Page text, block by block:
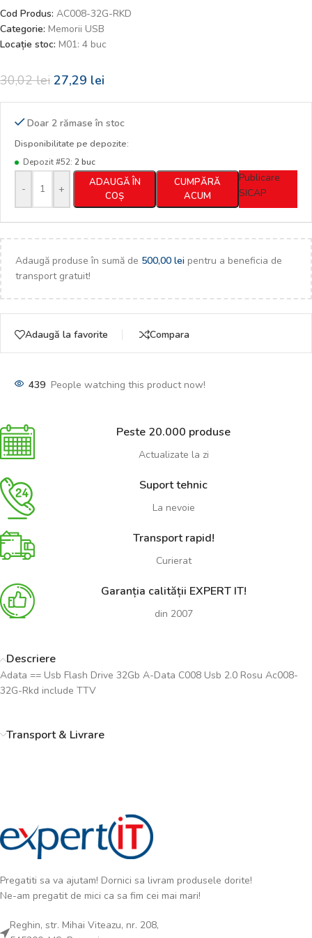
Cod Produs: AC008-32G-RKD
Categorie: Memorii USB
Locație stoc: M01: 4 buc
30,02lei 27,29 lei
Doar 2 rămase în stoc
Disponibilitate pe depozite:
Depozit #52: 2 buc
- +
ADAUGĂ ÎN
COȘ
CUMPĂRĂ
ACUM
Publicare
SICAP
Adaugă produse în sumă de 500,00 lei pentru a beneficia de
transport gratuit!
Adaugă la favorite Compara
439 People watching this product now!
Peste 20.000 produse
Actualizate la zi
Suport tehnic
La nevoie
Transport rapid!
Curierat
Garanția calității EXPERT IT!
din 2007
Descriere
Adata == Usb Flash Drive 32Gb A-Data C008 Usb 2.0 Rosu Ac008-
32G-Rkd include TTV
Transport & Livrare
Pregatiti sa va ajutam! Dornici sa livram produsele dorite!
Ne-am pregatit de mici ca sa fim cei mai mari!
Reghin, str. Mihai Viteazu, nr. 208,